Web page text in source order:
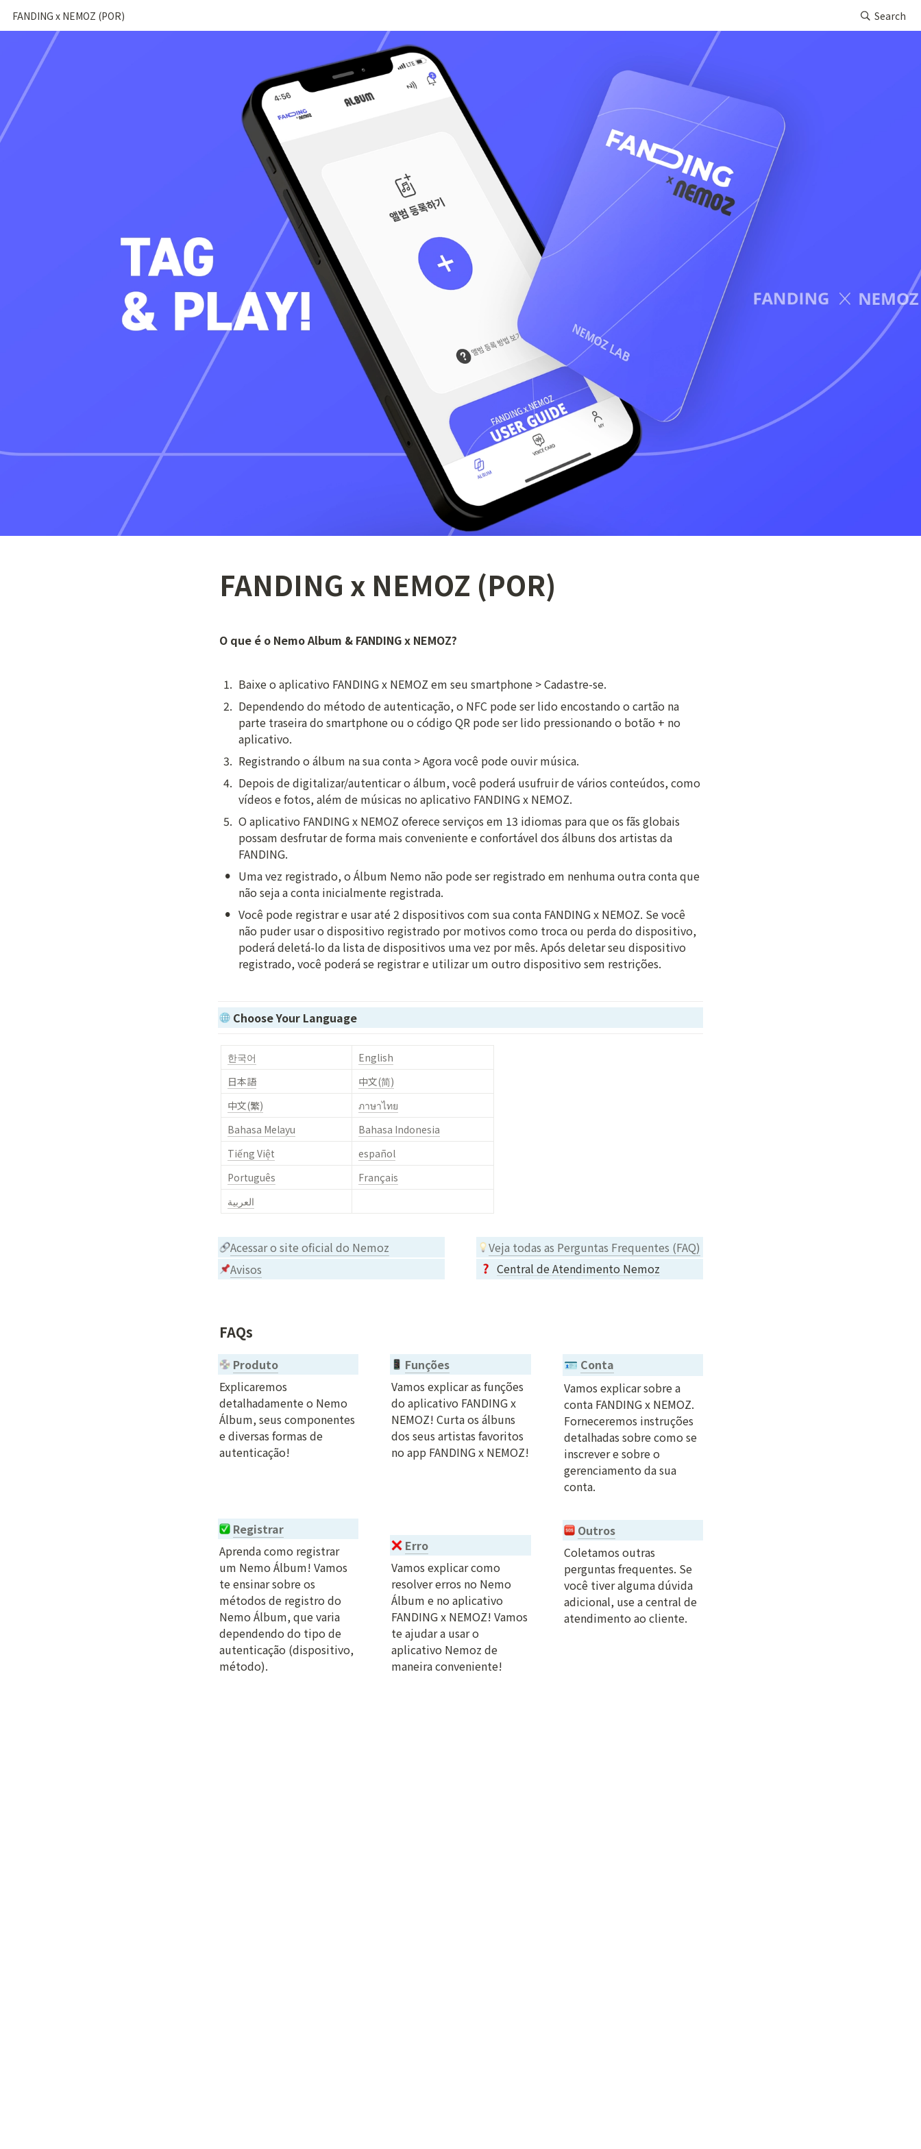
FANDING x NEMOZ (POR) Search
FANDING x NEMOZ (POR)
O que é o Nemo Album & FANDING x NEMOZ?
1. Baixe o aplicativo FANDING x NEMOZ em seu smartphone > Cadastre-se.
2. Dependendo do método de autenticação, o NFC pode ser lido encostando o cartão na
parte traseira do smartphone ou o código QR pode ser lido pressionando o botão + no
aplicativo.
3. Registrando o álbum na sua conta > Agora você pode ouvir música.
4. Depois de digitalizar/autenticar o álbum, você poderá usufruir de vários conteúdos, como
vídeos e fotos, além de músicas no aplicativo FANDING x NEMOZ.
5. O aplicativo FANDING x NEMOZ oferece serviços em 13 idiomas para que os fãs globais
possam desfrutar de forma mais conveniente e confortável dos álbuns dos artistas da
FANDING.
• Uma vez registrado, o Álbum Nemo não pode ser registrado em nenhuma outra conta que
não seja a conta inicialmente registrada.
• Você pode registrar e usar até 2 dispositivos com sua conta FANDING x NEMOZ. Se você
não puder usar o dispositivo registrado por motivos como troca ou perda do dispositivo,
poderá deletá-lo da lista de dispositivos uma vez por mês. Após deletar seu dispositivo
registrado, você poderá se registrar e utilizar um outro dispositivo sem restrições.
Choose Your Language
한국어
English
日本語
中文(简)
中文(繁)
ภาษาไทย
Bahasa Melayu
Bahasa Indonesia
Tiếng Việt
español
Português
Français
العربية
Acessar o site oficial do Nemoz
Avisos
Veja todas as Perguntas Frequentes (FAQ)
Central de Atendimento Nemoz
FAQs
Produto
Explicaremos
detalhadamente o Nemo
Álbum, seus componentes
e diversas formas de
autenticação!
Registrar
Aprenda como registrar
um Nemo Álbum! Vamos
te ensinar sobre os
métodos de registro do
Nemo Álbum, que varia
dependendo do tipo de
autenticação (dispositivo,
método).
Funções
Vamos explicar as funções
do aplicativo FANDING x
NEMOZ! Curta os álbuns
dos seus artistas favoritos
no app FANDING x NEMOZ!
Erro
Vamos explicar como
resolver erros no Nemo
Álbum e no aplicativo
FANDING x NEMOZ! Vamos
te ajudar a usar o
aplicativo Nemoz de
maneira conveniente!
🪪 Conta
Vamos explicar sobre a
conta FANDING x NEMOZ.
Forneceremos instruções
detalhadas sobre como se
inscrever e sobre o
gerenciamento da sua
conta.
Outros
Coletamos outras
perguntas frequentes. Se
você tiver alguma dúvida
adicional, use a central de
atendimento ao cliente.